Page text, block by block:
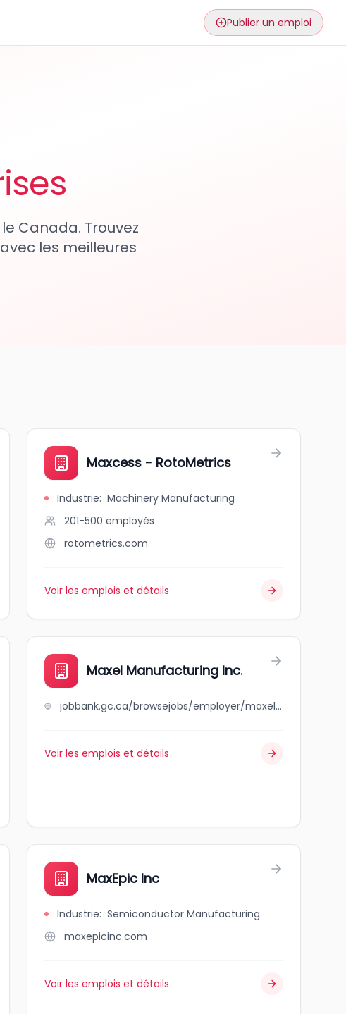
Publier un emploi
Canada. Trouvez
les meilleures
Maxcess - RotoMetrics
Industrie: Machinery Manufacturing
201-500 employés
rotometrics.com
Voir les emplois et détails
Maxel Manufacturing Inc.
jobbank.gc.ca/browsejobs/employer/maxel+manufacturing+inc./ca
Voir les emplois et détails
MaxEpic Inc
Industrie: Semiconductor Manufacturing
maxepicinc.com
Voir les emplois et détails